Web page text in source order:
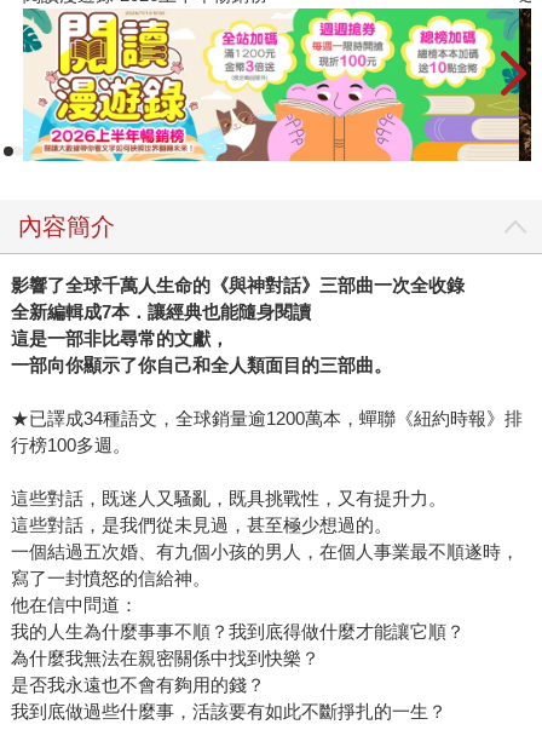
內容簡介
影響了全球千萬人生命的《與神對話》三部曲一次全收錄
全新編輯成7本．讓經典也能隨身閱讀
這是一部非比尋常的文獻，
一部向你顯示了你自己和全人類面目的三部曲。
★已譯成34種語文，全球銷量逾1200萬本，蟬聯《紐約時報》排
行榜100多週。
這些對話，既迷人又騷亂，既具挑戰性，又有提升力。
這些對話，是我們從未見過，甚至極少想過的。
一個結過五次婚、有九個小孩的男人，在個人事業最不順遂時，
寫了一封憤怒的信給神。
他在信中問道：
我的人生為什麼事事不順？我到底得做什麼才能讓它順？
為什麼我無法在親密關係中找到快樂？
是否我永遠也不會有夠用的錢？
我到底做過些什麼事，活該要有如此不斷掙扎的一生？